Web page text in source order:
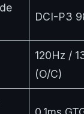
DCI-P3
120Hz /
(O/C)